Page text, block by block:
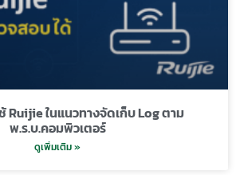
Ruijie ในแนวทางจัดเก็บ Log ตาม
พ.ร.บ.คอมพิวเตอร์
ดูเพิ่มเติม »